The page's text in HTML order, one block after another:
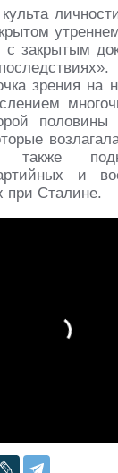
закрытым
зрения на
также
и
при Сталине.